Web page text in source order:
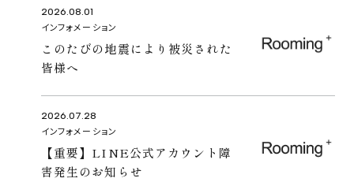
2026.08.01
インフォメーション
このたびの地震により被災された
皆様へ
2026.07.28
インフォメーション
【重要】LINE公式アカウント障
害発生のお知らせ